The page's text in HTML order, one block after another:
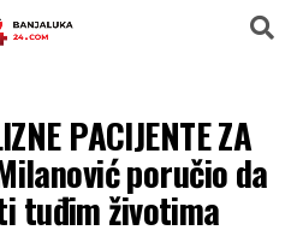
PACIJENTE ZA
poručio da
tuđim životima